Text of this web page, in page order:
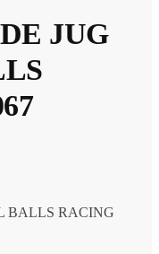
JUG
BALLS RACING